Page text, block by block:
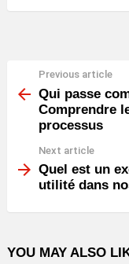
more
Previous article
Qui passe
Comprendre
processus
Next article
Quel est un
utilité dans
YOU MAY ALSO